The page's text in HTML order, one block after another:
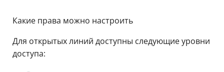
Какие права можно настроить
Для открытых линий доступны следующие уровни
доступа: